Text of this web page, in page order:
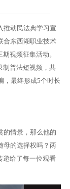
推动民法典学习宣
合东西湖职业技术
视频征集活动。
制普法短视频，共
，最终形成5个时长
的情景，那么他的
母的选择权吗？两
递给了每一位观看